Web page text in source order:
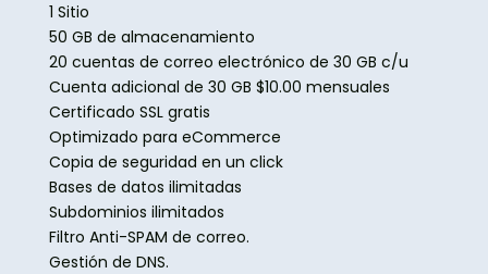
1 Sitio
50 GB de almacenamiento
20 cuentas de correo electrónico de 30 GB c/u
Cuenta adicional de 30 GB $10.00 mensuales
Certificado SSL gratis
Optimizado para eCommerce
Copia de seguridad en un click
Bases de datos ilimitadas
Subdominios ilimitados
Filtro Anti-SPAM de correo.
Gestión de DNS.